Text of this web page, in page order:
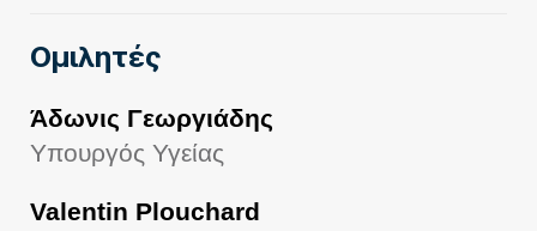
Ομιλητές
Άδωνις Γεωργιάδης
Υπουργός Υγείας
Valent­in Plouchard